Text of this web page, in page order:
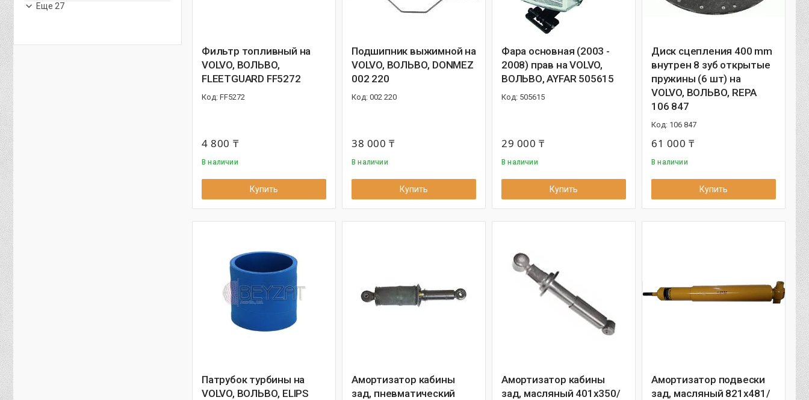
Фильтр топливный на
VOLVO, ВОЛЬВО,
FLEETGUARD FF5272
FF5272
4 800 ₸
В наличии
Купить
Подшипник выжимной на
VOLVO, ВОЛЬВО, DONMEZ
002 220
002 220
38 000 ₸
В наличии
Купить
Фара основная (2003 -
2008) прав на VOLVO,
ВОЛЬВО, AYFAR 505615
505615
29 000 ₸
В наличии
Купить
Диск сцепления 400 mm
внутрен 8 зуб открытые
пружины (6 шт) на
VOLVO, ВОЛЬВО, REPA
106 847
106 847
61 000 ₸
В наличии
Купить
Патрубок турбины на
VOLVO, ВОЛЬВО, ELIPS
Амортизатор кабины
зад, пневматический
Амортизатор кабины
зад, масляный 401x350/
Амортизатор подвески
зад, масляный 821x481/
Еще 27